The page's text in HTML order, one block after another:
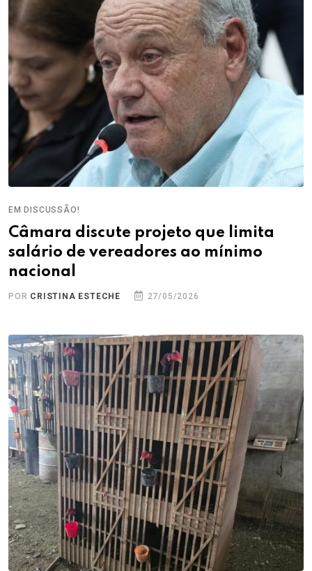
EM DISCUSSÃO!
Câmara discute projeto que limita
salário de vereadores ao mínimo
nacional
POR CRISTINA ESTECHE 27/05/2026